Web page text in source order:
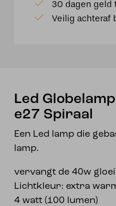
e27
Spiraal
30 dagen geld
Veilig achteraf
Led
e27 Spiraal
Een Led lamp die
lamp.
vervangt de 40w
Lichtkleur: extra
4 watt (100 lumen)